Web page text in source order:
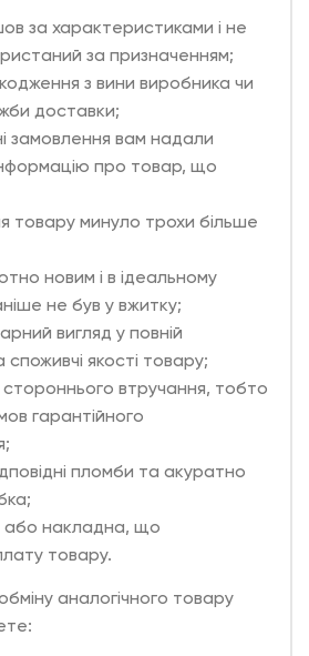
за характеристиками і не
за призначенням;
з вини виробника чи
доставки;
замовлення вам надали
про товар, що
товару минуло трохи більше
новим і в ідеальному
не був у вжитку;
вигляд у повній
споживчі якості товару;
стороннього втручання, тобто
гарантійного
пломби та акуратно
або накладна, що
товару.
аналогічного товару